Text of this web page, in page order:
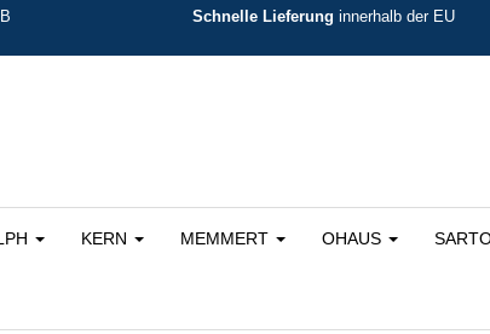
Schnelle Lieferung innerhalb der EU
KERN MEMMERT OHAUS